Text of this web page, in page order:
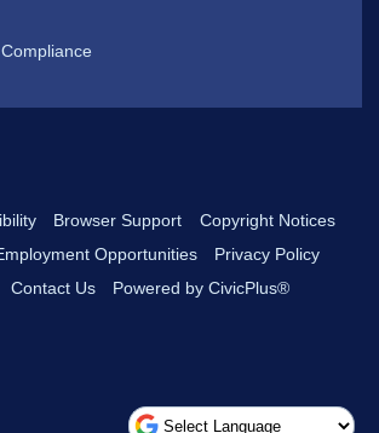
Browser Support
Copyright Notices
Opportunities
Privacy Policy
Contact Us Powered by CivicPlus®